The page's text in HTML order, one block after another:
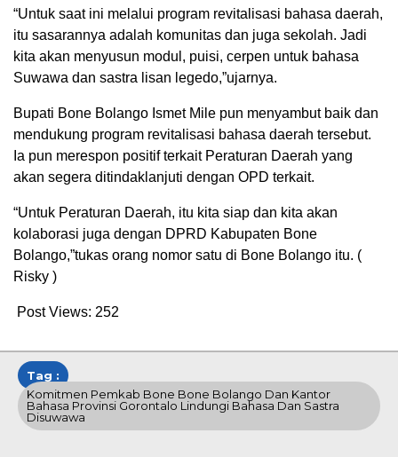
“Untuk saat ini melalui program revitalisasi bahasa daerah,
itu sasarannya adalah komunitas dan juga sekolah. Jadi
kita akan menyusun modul, puisi, cerpen untuk bahasa
Suwawa dan sastra lisan legedo,”ujarnya.
Bupati Bone Bolango Ismet Mile pun menyambut baik dan
mendukung program revitalisasi bahasa daerah tersebut.
Ia pun merespon positif terkait Peraturan Daerah yang
akan segera ditindaklanjuti dengan OPD terkait.
“Untuk Peraturan Daerah, itu kita siap dan kita akan
kolaborasi juga dengan DPRD Kabupaten Bone
Bolango,”tukas orang nomor satu di Bone Bolango itu. (
Risky )
Post Views: 252
Tag :
Komitmen Pemkab Bone Bone Bolango Dan Kantor
Bahasa Provinsi Gorontalo Lindungi Bahasa Dan Sastra
Disuwawa